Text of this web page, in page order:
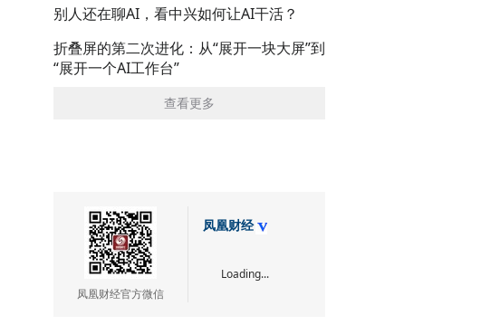
别人还在聊AI，看中兴如何让AI干活？
折叠屏的第二次进化：从“展开一块大屏”到
“展开一个AI工作台”
查看更多
凤凰财经官方微信
凤凰财经
Loading...